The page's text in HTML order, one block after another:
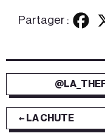
Partager :
← LA CHUTE